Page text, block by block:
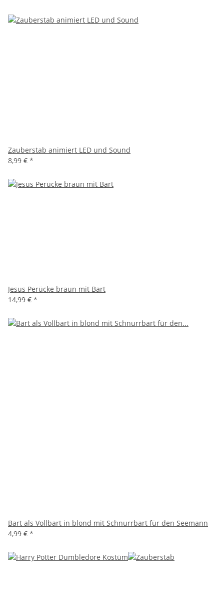
Zauberstab animiert LED und Sound
8,99 € *
Jesus Perücke braun mit Bart
14,99 € *
Bart als Vollbart in blond mit Schnurrbart für den Seemann
4,99 € *